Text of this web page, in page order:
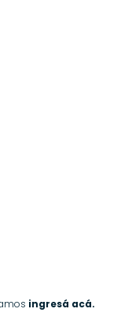
ingresá acá.